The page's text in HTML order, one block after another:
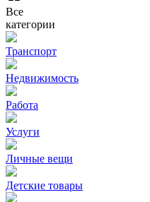
Все
категории
Транспорт
Недвижимость
Работа
Услуги
Личные вещи
Детские товары